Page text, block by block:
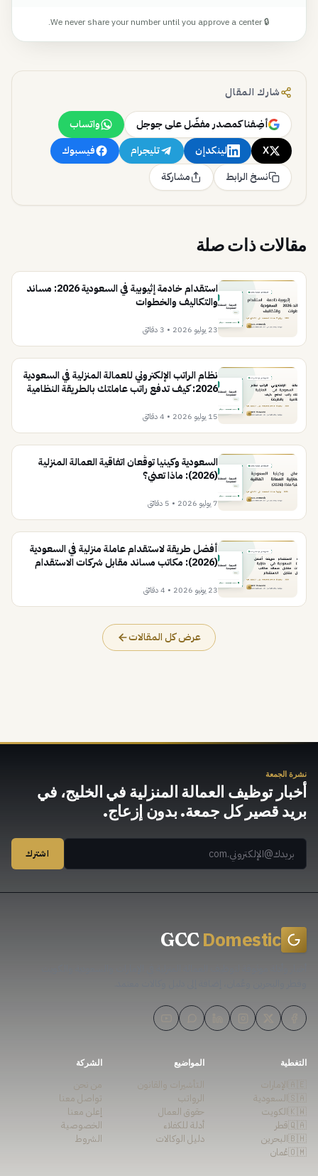
🔒 We never share your number until you approve a center.
شارك المقال
أضِفنا كمصدر مفضّل على جوجل
واتساب
X
لينكدإن تليجرام
فيسبوك
نسخ الرابط
مشاركة
مقالات ذات صلة
استقدام خادمة إثيوبية في السعودية 2026: مساند
والتكاليف والخطوات
23 يوليو 2026 • 3 دقائق
نظام الراتب الإلكتروني للعمالة المنزلية في السعودية
2026: كيف تدفع راتب عاملتك بالطريقة النظامية
15 يوليو 2026 • 4 دقائق
السعودية وكينيا توقّعان اتفاقية العمالة المنزلية
(2026): ماذا تعني؟
7 يوليو 2026 • 5 دقائق
أفضل طريقة لاستقدام عاملة منزلية في السعودية
(2026): مكاتب مساند مقابل شركات الاستقدام
23 يونيو 2026 • 4 دقائق
عرض كل المقالات
نشرة الجمعة
أخبار توظيف العمالة المنزلية في الخليج، في
بريد قصير كل جمعة. بدون إزعاج.
اشترك
GCCDomestic
التغطية
🇦🇪 الإمارات
🇸🇦 السعودية
🇰🇼 الكويت
🇶🇦قطر
🇧🇭البحرين
🇴🇲عُمان
المواضيع
التأشيرات والقانون
الرواتب
حقوق العمال
أدلة للكفلاء
دليل الوكالات
الشركة
من نحن
تواصل معنا
إعلن معنا
الخصوصية
الشروط